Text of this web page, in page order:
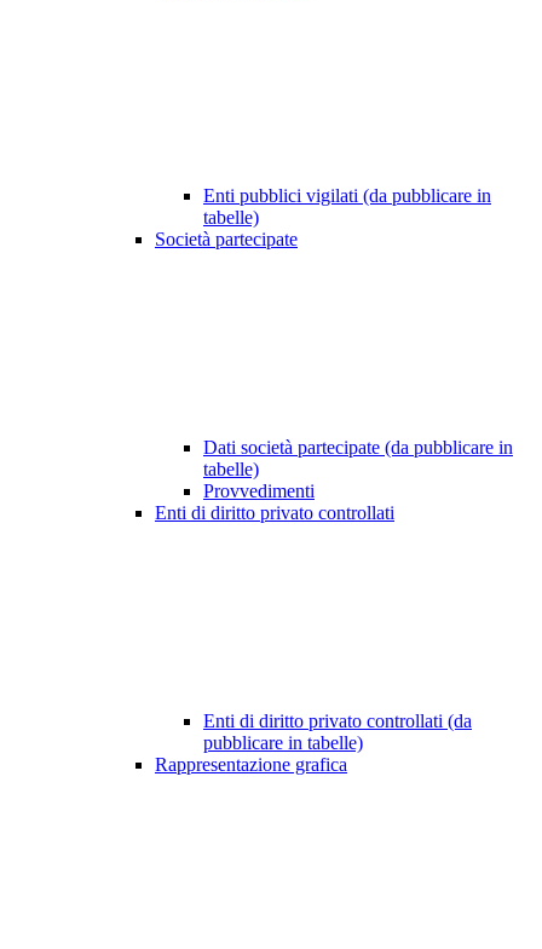
Enti pubblici vigilati (da pubblicare in
tabelle)
Società partecipate
Dati società partecipate (da pubblicare in
tabelle)
Provvedimenti
Enti di diritto privato controllati
Enti di diritto privato controllati (da
pubblicare in tabelle)
Rappresentazione grafica